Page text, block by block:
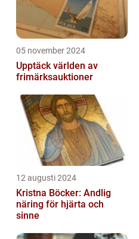
05 november 2024
Upptäck världen av
frimärksauktioner
12 augusti 2024
Kristna Böcker: Andlig
näring för hjärta och
sinne